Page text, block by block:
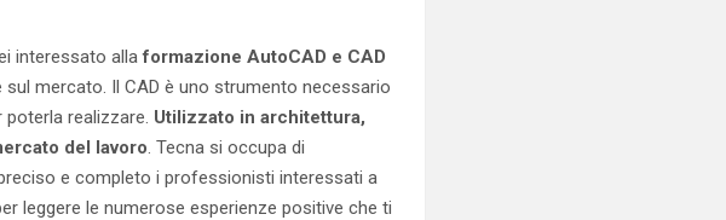
interessato allaformazione AutoCAD e CAD
mercato. Il CAD è uno strumento necessario
realizzare. Utilizzato in architettura,
del lavoro. Tecna si occupa di
e completo i professionisti interessati a
leggere le numerose esperienze positive che ti